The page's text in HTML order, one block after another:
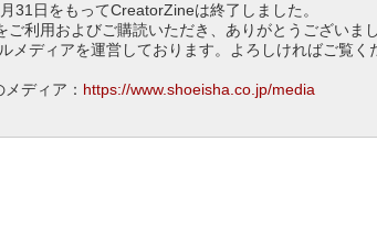
31日をもってCreatorZineは終了しました。
利用およびご購読いただき、ありがとうございまし
メディアを運営しております。よろしければご覧く
ディア： https://www.shoeisha.co.jp/media